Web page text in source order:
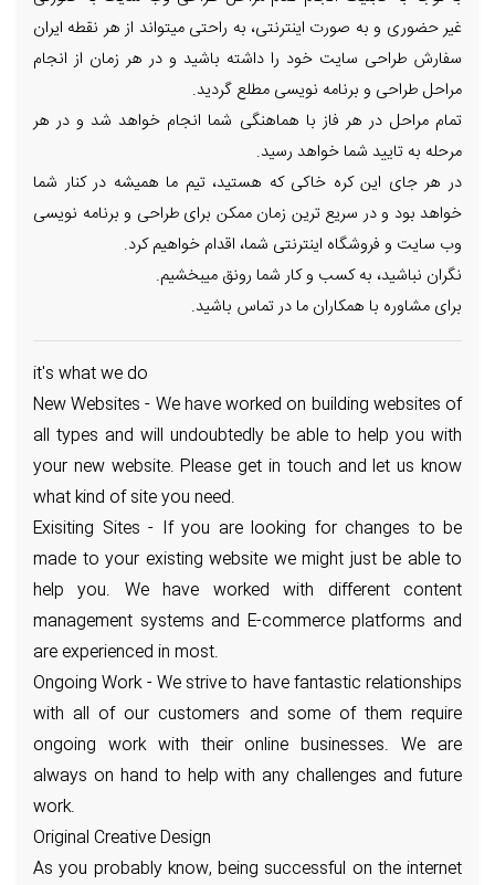
غیر حضوری و به صورت اینترنتی، به راحتی میتواند از هر نقطه ایران
سفارش طراحی سایت خود را داشته باشید و در هر زمان از انجام
مراحل طراحی و برنامه نویسی مطلع گردید.
تمام مراحل در هر فاز با هماهنگی شما انجام خواهد شد و در هر
مرحله به تایید شما خواهد رسید.
در هر جای این کره خاکی که هستید، تیم ما همیشه در کنار شما
خواهد بود و در سریع ترین زمان ممکن برای طراحی و برنامه نویسی
وب سایت و فروشگاه اینترنتی شما، اقدام خواهیم کرد.
نگران نباشید، به کسب و کار شما رونق میبخشیم.
برای مشاوره با همکاران ما در تماس باشید.
it's what we do
New Websites - We have worked on building websites of
all types and will undoubtedly be able to help you with
your new website. Please get in touch and let us know
what kind of site you need.
Exisiting Sites - If you are looking for changes to be
made to your existing website we might just be able to
help you. We have worked with different content
management systems and E-commerce platforms and
are experienced in most.
Ongoing Work - We strive to have fantastic relationships
with all of our customers and some of them require
ongoing work with their online businesses. We are
always on hand to help with any challenges and future
work.
Original Creative Design
As you probably know, being successful on the internet